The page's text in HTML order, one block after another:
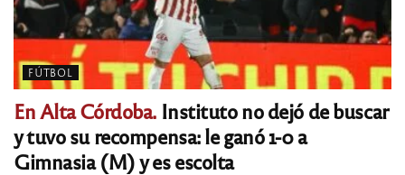
FÚTBOL
En Alta Córdoba.Instituto no dejó de buscar
y tuvo su recompensa: le ganó 1-0 a
Gimnasia (M) y es escolta